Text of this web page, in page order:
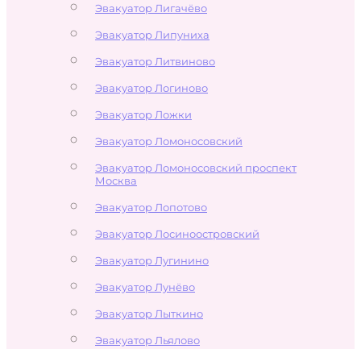
Эвакуатор Лигачёво
Эвакуатор Липуниха
Эвакуатор Литвиново
Эвакуатор Логиново
Эвакуатор Ложки
Эвакуатор Ломоносовский
Эвакуатор Ломоносовский проспект
Москва
Эвакуатор Лопотово
Эвакуатор Лосиноостровский
Эвакуатор Лугинино
Эвакуатор Лунёво
Эвакуатор Лыткино
Эвакуатор Льялово